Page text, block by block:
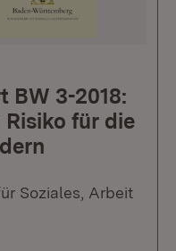
BW 3-2018:
für die
Soziales, Arbeit